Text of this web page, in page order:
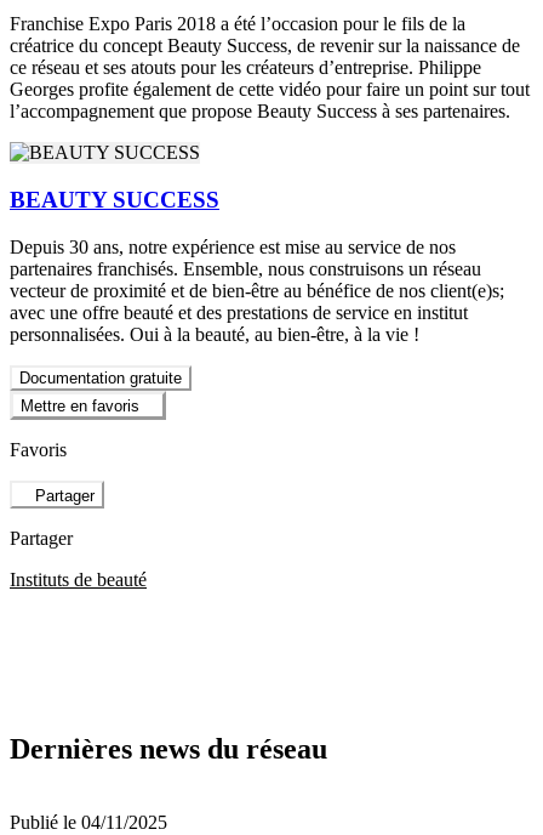
Franchise Expo Paris 2018 a été l’occasion pour le fils de la
créatrice du concept Beauty Success, de revenir sur la naissance de
ce réseau et ses atouts pour les créateurs d’entreprise. Philippe
Georges profite également de cette vidéo pour faire un point sur tout
l’accompagnement que propose Beauty Success à ses partenaires.
BEAUTY SUCCESS
Depuis 30 ans, notre expérience est mise au service de nos
partenaires franchisés. Ensemble, nous construisons un réseau
vecteur de proximité et de bien-être au bénéfice de nos client(e)s;
avec une offre beauté et des prestations de service en institut
personnalisées. Oui à la beauté, au bien-être, à la vie !
Documentation gratuite
Mettre en favoris
Favoris
Partager
Partager
Instituts de beauté
Dernières news du réseau
Publié le 04/11/2025